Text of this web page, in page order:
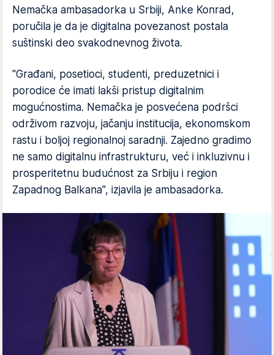
Nemačka ambasadorka u Srbiji, Anke Konrad,
poručila je da je digitalna povezanost postala
suštinski deo svakodnevnog života.
"Građani, posetioci, studenti, preduzetnici i
porodice će imati lakši pristup digitalnim
mogućnostima. Nemačka je posvećena podršci
održivom razvoju, jačanju institucija, ekonomskom
rastu i boljoj regionalnoj saradnji. Zajedno gradimo
ne samo digitalnu infrastrukturu, već i inkluzivnu i
prosperitetnu budućnost za Srbiju i region
Zapadnog Balkana", izjavila je ambasadorka.